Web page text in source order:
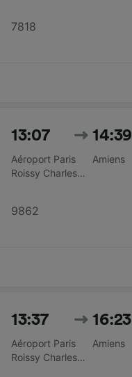
7818
13:07
Aéroport Paris
Roissy Charles
14:39
Amiens
9862
13:37
Aéroport Paris
Roissy Charles
16:23
Amiens